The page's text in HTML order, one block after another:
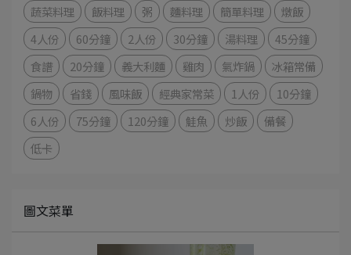
蔬菜料理
飯料理 粥 麵料理 簡單料理
燉飯
4人份
60分鐘 2人份 30分鐘 湯料理
45分鐘
食譜
20分鐘 義大利麵 雞肉 氣炸鍋
冰箱常備
鍋物
省錢 風味飯 經典家常菜 1人份
10分鐘
6人份
75分鐘 120分鐘 鮭魚 炒飯
備餐
低卡
圖文菜單